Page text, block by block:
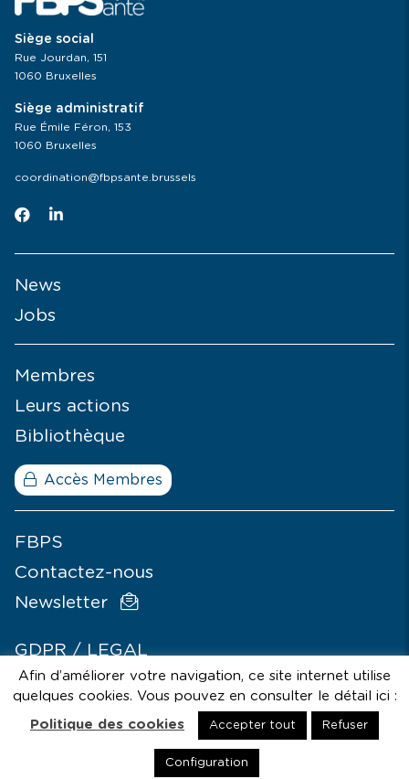
Siège social
Rue Jourdan, 151
1060 Bruxelles
Siège administratif
Rue Émile Féron, 153
1060 Bruxelles
coordination@fbpsante.brussels
News
Jobs
Membres
Leurs actions
Bibliothèque
Accès Membres
FBPS
Contactez-nous
Newsletter
GDPR / LEGAL
© SIGNÉLAZER
Française
Afin d’améliorer votre navigation, ce site internet utilise
quelques cookies. Vous pouvez en consulter le détail ici :
Politique des cookies Accepter tout Refuser
Configuration